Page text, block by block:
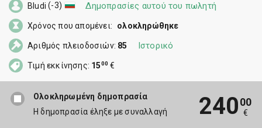
Ολοκληρωμένη δημοπρασία
Η δημοπρασία έληξε με συναλλαγή
24000
€
Bludi (-3) Δημοπρασίες αυτού του πωλητή
Χρόνος που απομένει: ολοκληρώθηκε
Αριθμός πλειοδοσιών: 85 Ιστορικό
Τιμή εκκίνησης: 1500 €